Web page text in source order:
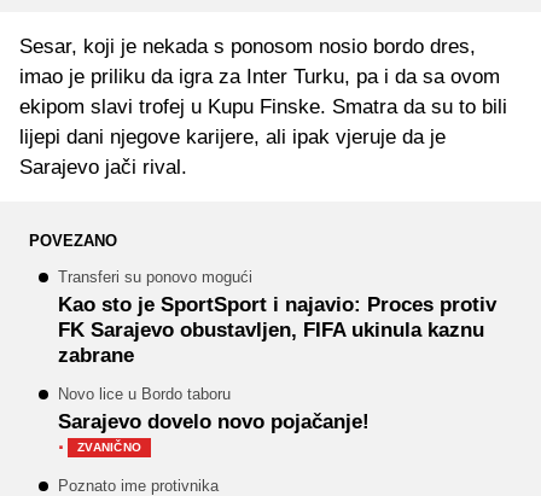
Sesar, koji je nekada s ponosom nosio bordo dres,
imao je priliku da igra za Inter Turku, pa i da sa ovom
ekipom slavi trofej u Kupu Finske. Smatra da su to bili
lijepi dani njegove karijere, ali ipak vjeruje da je
Sarajevo jači rival.
POVEZANO
Transferi su ponovo mogući
Kao sto je SportSport i najavio: Proces protiv
FK Sarajevo obustavljen, FIFA ukinula kaznu
zabrane
Novo lice u Bordo taboru
Sarajevo dovelo novo pojačanje!
· ZVANIČNO
Poznato ime protivnika